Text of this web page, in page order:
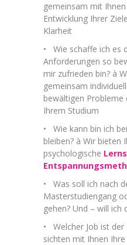
gemeinsam mit
Entwicklung Ihrer
Klarheit
• Wie schaffe ich es
Anforderungen so
mir zufrieden bin? à
gemeinsam
bewältigen
Ihrem Studium
• Wie kann bin ich bei
bleiben? à Wir bieten
psychologische
• Was soll ich nach
Masterstudiengang
gehen? Und – will ich
• Welcher Job ist der
sichten mit Ihnen